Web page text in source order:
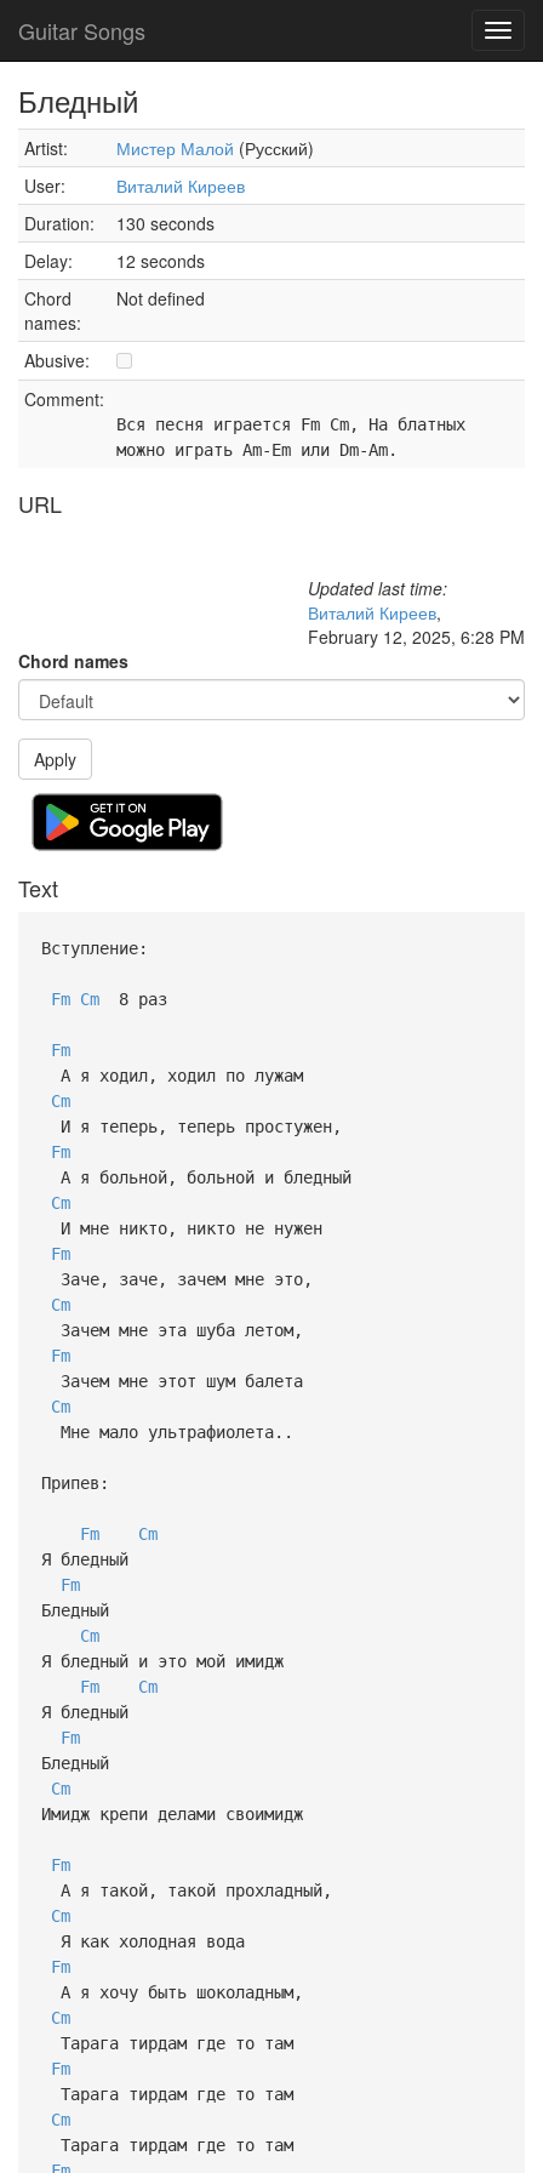
Guitar Songs
Бледный
Artist: Мистер Малой (Русский)
User:
Виталий Киреев
Duration:
130 seconds
Delay:
12 seconds
Chord
names:
Not defined
Abusive:
Comment:
Вся песня играется Fm Cm, На блатных
можно играть Am-Em или Dm-Am.
URL
Updated last time:
Виталий Киреев,
February 12, 2025, 6:28 PM
Chord names
Apply
Text
Вступление:
Fm Cm8 раз
Fm
А я ходил, ходил по лужам
Cm
И я теперь, теперь простужен,
Fm
А я больной, больной и бледный
Cm
И мне никто, никто не нужен
Fm
Заче, заче, зачем мне это,
Cm
Зачем мне эта шуба летом,
Fm
Зачем мне этот шум балета
Cm
Мне мало ультрафиолета..
Припев:
Fm
Cm
Я бледный
Fm
Бледный
Cm
Я бледный и это мой имидж
Fm
Cm
Я бледный
Fm
Бледный
Cm
Имидж крепи делами своимидж
Fm
А я такой, такой прохладный,
Cm
Я как холодная вода
Fm
А я хочу быть шоколадным,
Cm
Тарага тирдам где то там
Fm
Тарага тирдам где то там
Cm
Тарага тирдам где то там